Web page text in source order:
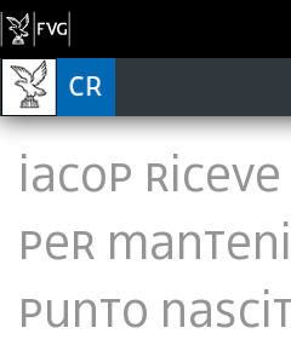
Iacop
per
punto